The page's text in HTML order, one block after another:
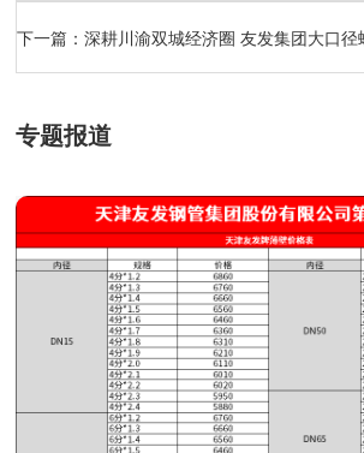
下一篇：深耕川渝双城经济圈 友发集团大口径螺旋防
专题报道